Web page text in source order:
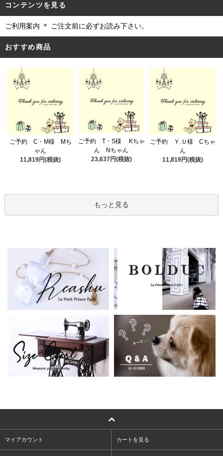
コンテンツを見る
ご利用案内 ＊ ご注文前に必ずお読み下さい。
おすすめ商品
ご予約 C・M様 Mち
ゃん
11,819円(税抜)
ご予約 T・S様 Kちゃ
ん Nちゃん
23,637円(税抜)
ご予約 Ｙ.Ｕ様 Cちゃ
ん
11,819円(税抜)
もっと見る
マイアカウント カートを見る